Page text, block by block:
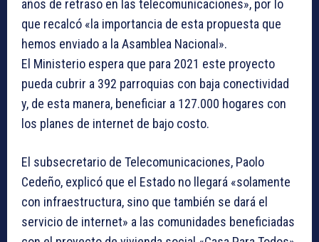
años de retraso en las telecomunicaciones», por lo
que recalcó «la importancia de esta propuesta que
hemos enviado a la Asamblea Nacional».
El Ministerio espera que para 2021 este proyecto
pueda cubrir a 392 parroquias con baja conectividad
y, de esta manera, beneficiar a 127.000 hogares con
los planes de internet de bajo costo.
El subsecretario de Telecomunicaciones, Paolo
Cedeño, explicó que el Estado no llegará «solamente
con infraestructura, sino que también se dará el
servicio de internet» a las comunidades beneficiadas